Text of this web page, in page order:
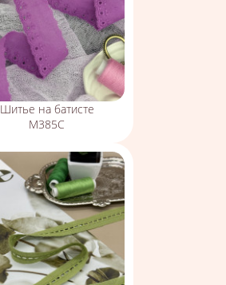
Шитье на батисте
М385С